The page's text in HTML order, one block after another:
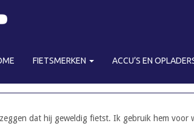
FIETSMERKEN ACCU’S EN
dat hij geweldig fietst. Ik gebruik hem voor